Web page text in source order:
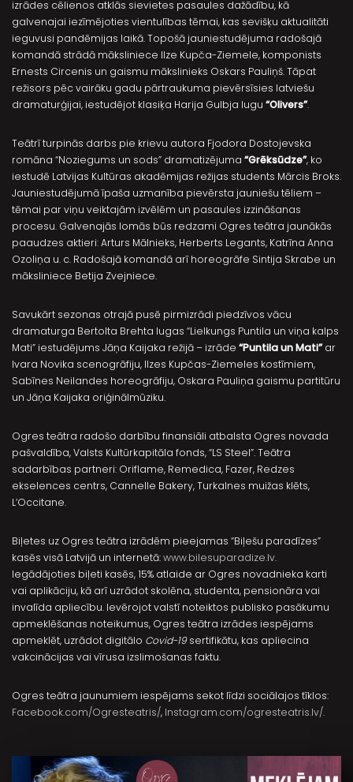
izrādes cēlienos atklās sievietes pasaules dažādību, kā
galvenajai iezīmējoties vientulības tēmai, kas sevišķu aktualitāti
ieguvusi pandēmijas laikā. Topošā jauniestudējuma radošajā
komandā strādā māksliniece Ilze Kupča-Ziemele, komponists
Ernests Circenis un gaismu mākslinieks Oskars Pauliņš. Tāpat
režisors pēc vairāku gadu pārtraukuma pievērsīsies latviešu
dramaturģijai, iestudējot klasiķa Harija Gulbja lugu “Olivers”.
Teātrī turpinās darbs pie krievu autora Fjodora Dostojevska
romāna “Noziegums un sods” dramatizējuma “Grēksūdze”, ko
iestudē Latvijas Kultūras akadēmijas režijas students Mārcis Broks.
Jauniestudējumā īpaša uzmanība pievērsta jauniešu tēliem –
tēmai par viņu veiktajām izvēlēm un pasaules izzināšanas
procesu. Galvenajās lomās būs redzami Ogres teātra jaunākās
paaudzes aktieri: Arturs Mālnieks, Herberts Legants, Katrīna Anna
Ozoliņa u. c. Radošajā komandā arī horeogrāfe Sintija Skrabe un
māksliniece Betija Zvejniece.
Savukārt sezonas otrajā pusē pirmizrādi piedzīvos vācu
dramaturga Bertolta Brehta lugas “Lielkungs Puntila un viņa kalps
Mati” iestudējums Jāņa Kaijaka režijā – izrāde “Puntila un Mati”ar
Ivara Novika scenogrāfiju, Ilzes Kupčas-Ziemeles kostīmiem,
Sabīnes Neilandes horeogrāfiju, Oskara Pauliņa gaismu partitūru
un Jāņa Kaijaka oriģinālmūziku.
Ogres teātra radošo darbību finansiāli atbalsta Ogres novada
pašvaldība, Valsts Kultūrkapitāla fonds, “LS Steel”. Teātra
sadarbības partneri: Oriflame, Remedica, Fazer, Redzes
ekselences centrs, Cannelle Bakery, Turkalnes muižas klēts,
L’Occitane.
Biļetes uz Ogres teātra izrādēm pieejamas “Biļešu paradīzes”
kasēs visā Latvijā un internetā:www.bilesuparadize.lv.
Iegādājoties biļeti kasēs, 15% atlaide ar Ogres novadnieka karti
vai aplikāciju, kā arī uzrādot skolēna, studenta, pensionāra vai
invalīda apliecību. Ievērojot valstī noteiktos publisko pasākumu
apmeklēšanas noteikumus, Ogres teātra izrādes iespējams
apmeklēt, uzrādot digitālo Covid-19sertifikātu, kas apliecina
vakcinācijas vai vīrusa izslimošanas faktu.
Ogres teātra jaunumiem iespējams sekot līdzi sociālajos tīklos:
Facebook.com/Ogresteatris/, Instagram.com/ogresteatris.lv/.